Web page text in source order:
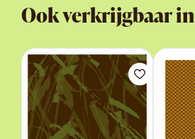
Ook verkrijgbaar in